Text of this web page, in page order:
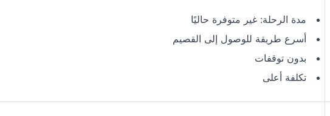
مدة الرحلة: غير متوفرة حاليًا
أسرع طريقة للوصول إلى القصيم
بدون توقفات
تكلفة أعلى